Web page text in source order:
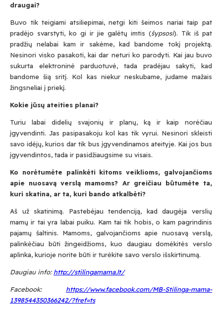
draugai?
Buvo tik teigiami atsiliepimai, netgi kiti šeimos nariai taip pat
pradėjo svarstyti, ko gi ir jie galėtų imtis (šypsosi). Tik iš pat
pradžių nelabai kam ir sakėme, kad bandome tokį projektą.
Nesinori visko pasakoti, kai dar neturi ko parodyti. Kai jau buvo
sukurta elektroninė parduotuvė, tada pradėjau sakyti, kad
bandome šią sritį. Kol kas niekur neskubame, judame mažais
žingsneliai į priekį.
Kokie jūsų ateities planai?
Turiu labai didelių svajonių ir planų, ką ir kaip norėčiau
įgyvendinti. Jas pasipasakoju kol kas tik vyrui. Nesinori skleisti
savo idėjų, kurios dar tik bus įgyvendinamos ateityje. Kai jos bus
įgyvendintos, tada ir pasidžiaugsime su visais.
Ko norėtumėte palinkėti kitoms veiklioms, galvojančioms
apie nuosavą verslą mamoms? Ar greičiau būtumėte ta,
kuri skatina, ar ta, kuri bando atkalbėti?
Aš už skatinimą. Pastebėjau tendenciją, kad daugėja verslių
mamų ir tai yra labai puiku. Kam tai tik hobis, o kam pagrindinis
pajamų šaltinis. Mamoms, galvojančioms apie nuosavą verslą,
palinkėčiau būti žingeidžioms, kuo daugiau domėkitės verslo
aplinka, kurioje norite būti ir turėkite savo verslo išskirtinumą.
Daugiau info: http://stilingamama.lt/
Facebook:
https://www.facebook.com/MB-Stilinga-mama-
1398544350366242/?fref=ts